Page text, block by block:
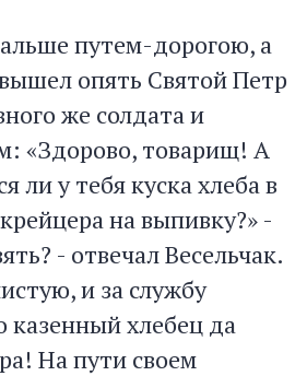
путем-дорогою, а
опять Святой Петр
же солдата и
«Здорово, товарищ! А
ли у тебя куска хлеба в
на выпивку?» -
- отвечал Весельчак.
и за службу
казенный хлебец да
На пути своем